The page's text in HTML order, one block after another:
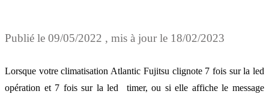
Publié le 09/05/2022 , mis à jour le 18/02/2023
Lorsque votre climatisation Atlantic Fujitsu clignote 7 fois sur la led
opération et 7 fois sur la led timer, ou si elle affiche le message